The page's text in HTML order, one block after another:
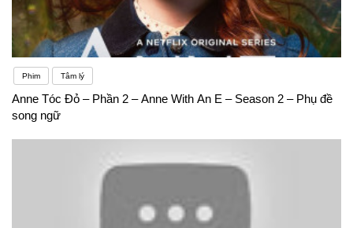
Phim Tâm lý
Anne Tóc Đỏ – Phần 2 – Anne With An E – Season 2 – Phụ đề
song ngữ